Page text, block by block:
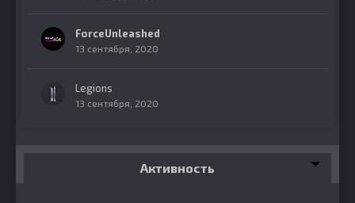
ForceUnleashed
13 сентября, 2020
Legions
13 сентября, 2020
Активность